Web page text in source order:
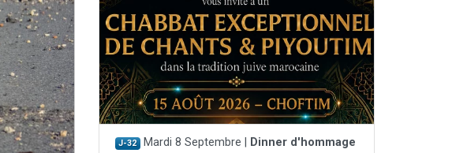
J-32 Mardi 8 Septembre |
Dinner d'hommage